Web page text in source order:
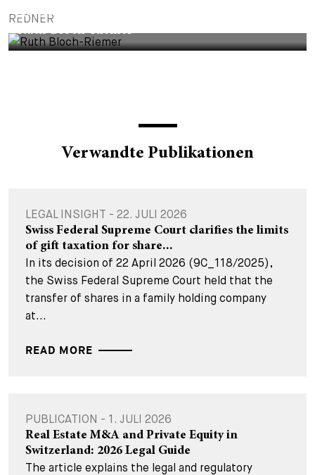
REDNER
PARTNER
Ruth Bloch-Riemer
Verwandte Publikationen
LEGAL INSIGHT - 22. JULI 2026
Swiss Federal Supreme Court clarifies the limits
of gift taxation for share...
In its decision of 22 April 2026 (9C_118/2025),
the Swiss Federal Supreme Court held that the
transfer of shares in a family holding company
at...
READ MORE
PUBLICATION - 1. JULI 2026
Real Estate M&A and Private Equity in
Switzerland: 2026 Legal Guide
The article explains the legal and regulatory